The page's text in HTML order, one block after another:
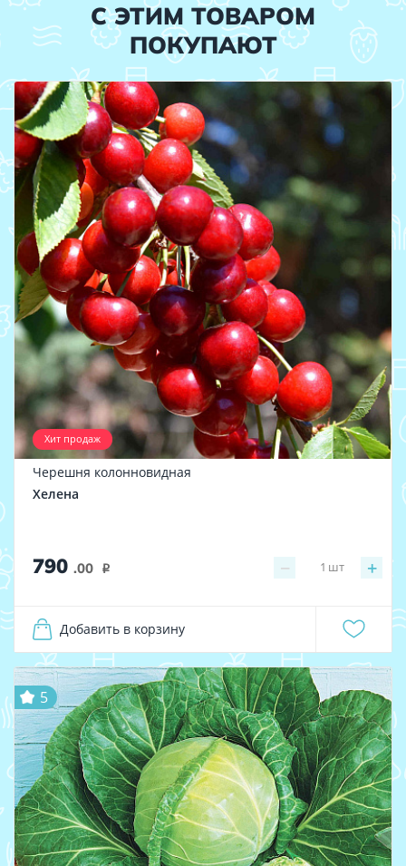
С ЭТИМ ТОВАРОМ
ПОКУПАЮТ
Хит продаж
Черешня колонновидная
Хелена
790 .00 i − +
1 шт
Добавить в корзину
5